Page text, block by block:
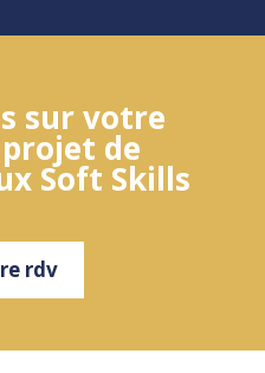
sur votre
de
Soft Skills
rdv